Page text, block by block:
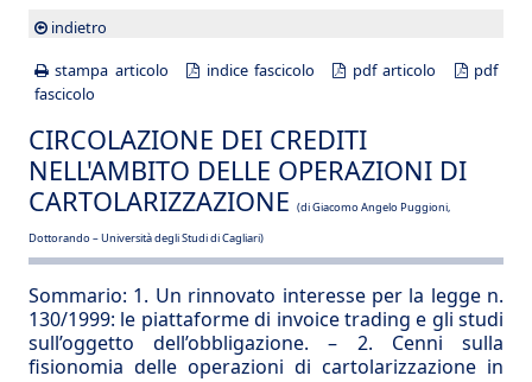
indietro
stampa articolo
indice fascicolo pdf articolo
pdf
fascicolo
CIRCOLAZIONE DEI CREDITI
NELL'AMBITO DELLE OPERAZIONI DI
CARTOLARIZZAZIONE (di Giacomo Angelo Puggioni,
Dottorando – Università degli Studi di Cagliari)
Sommario: 1. Un rinnovato interesse per la legge n.
130/1999: le piattaforme di invoice trading e gli studi
sull’oggetto dell’obbligazione. – 2. Cenni sulla
fisionomia delle operazioni di cartolarizzazione in